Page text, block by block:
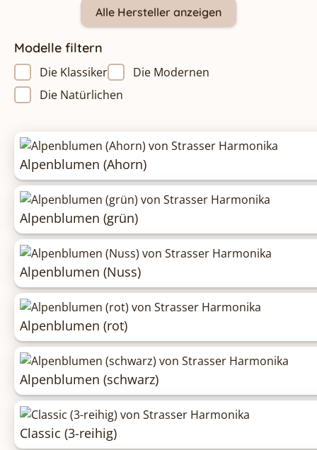
Alle Hersteller anzeigen
Modelle filtern
Die Klassiker
Die Modernen
Die Natürlichen
Alpenblumen (Ahorn)
Alpenblumen (grün)
Alpenblumen (Nuss)
Alpenblumen (rot)
Alpenblumen (schwarz)
Classic (3-reihig)